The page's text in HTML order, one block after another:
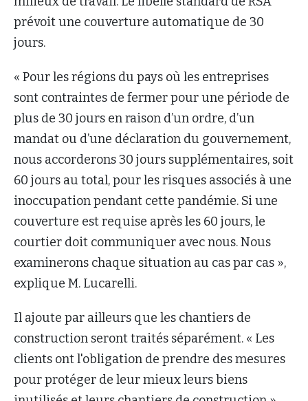
prévoit une couverture automatique de 30
jours.
« Pour les régions du pays où les entreprises
sont contraintes de fermer pour une période de
plus de 30 jours en raison d’un ordre, d’un
mandat ou d’une déclaration du gouvernement,
nous accorderons 30 jours supplémentaires, soit
60 jours au total, pour les risques associés à une
inoccupation pendant cette pandémie. Si une
couverture est requise après les 60 jours, le
courtier doit communiquer avec nous. Nous
examinerons chaque situation au cas par cas »,
explique M. Lucarelli.
Il ajoute par ailleurs que les chantiers de
construction seront traités séparément. « Les
clients ont l'obligation de prendre des mesures
pour protéger de leur mieux leurs biens